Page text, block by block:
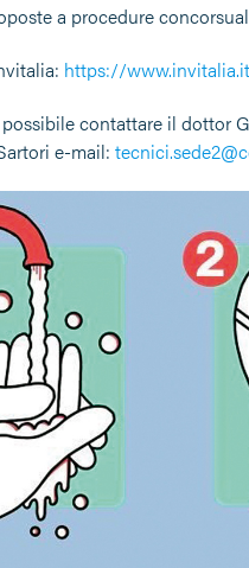
a procedure
https://
contattare il dottor
e-mail: